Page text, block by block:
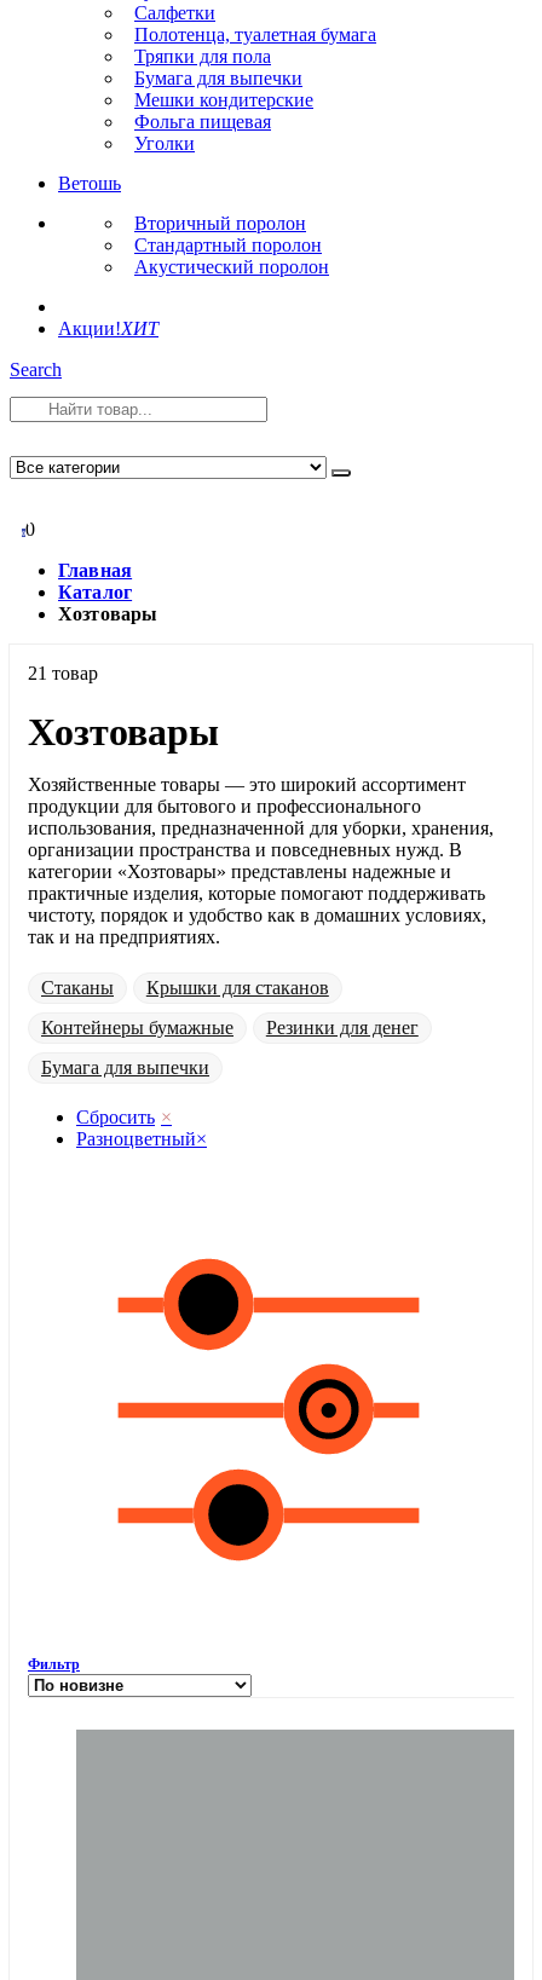
Салфетки
Полотенца, туалетная бумага
Тряпки для пола
Бумага для выпечки
Мешки кондитерские
Фольга пищевая
Уголки
Ветошь
Вторичный поролон
Стандартный поролон
Акустический поролон
Акции!ХИТ
Search
00
Главная
Каталог
Хозтовары
21 товар
Хозтовары
Хозяйственные товары — это широкий ассортимент
продукции для бытового и профессионального
использования, предназначенной для уборки, хранения,
организации пространства и повседневных нужд. В
категории «Хозтовары» представлены надежные и
практичные изделия, которые помогают поддерживать
чистоту, порядок и удобство как в домашних условиях,
так и на предприятиях.
Стаканы
Крышки для стаканов
Контейнеры бумажные
Резинки для денег
Бумага для выпечки
Сбросить ×
Разноцветный×
Фильтр